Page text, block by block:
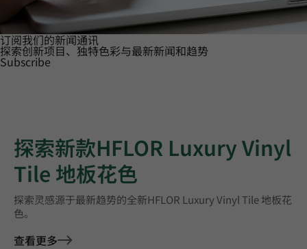
订阅我们的新闻通讯
探索创新项目、独特色彩与最新新闻和趋势
Subscribe
探索新款HFLOR Luxury Vinyl
Tile 地板花色
探索灵感源于最新趋势的全新HFLOR Luxury Vinyl Tile 地板花
色。
查看更多